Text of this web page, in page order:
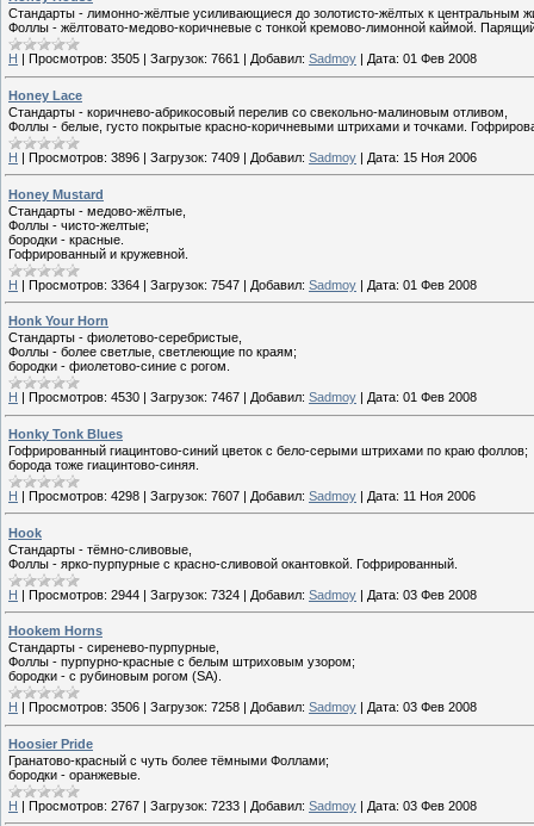
Стандарты - лимонно-жёлтые усиливающиеся до золотисто-жёлтых к центральным
Фоллы - жёлтовато-медово-коричневые с тонкой кремово-лимонной каймой.
H Просмотров: 3505 Загрузок: 7661 Добавил: Sadmoy Дата: 01 Фев 2008
Honey Lace
Стандарты - коричнево-абрикосовый перелив со свекольно-малиновым отливом,
Фоллы - белые, густо покрытые красно-коричневыми штрихами и точками.
H | Просмотров: 3896 | Загрузок: 7409 | Добавил: Sadmoy | Дата: 15 Ноя 2006
Honey Mustard
Стандарты - медово-жёлтые,
Фоллы - чисто-желтые;
бородки - красные.
Гофрированный и кружевной.
H | Просмотров: 3364 | Загрузок: 7547 | Добавил: Sadmoy | Дата: 01 Фев 2008
Honk Your Horn
Стандарты - фиолетово-серебристые,
Фоллы - более светлые, светлеющие по краям;
бородки - фиолетово-синие с рогом.
H Просмотров: 4530 Загрузок: 7467 Добавил: Sadmoy Дата: 01 Фев 2008
Honky Tonk Blues
Гофрированный гиацинтово-синий цветок с бело-серыми штрихами по краю фоллов;
борода тоже гиацинтово-синяя.
H | Просмотров: 4298 | Загрузок: 7607 | Добавил: Sadmoy | Дата: 11 Ноя 2006
Hook
Стандарты - тёмно-сливовые,
Фоллы - ярко-пурпурные с красно-сливовой окантовкой. Гофрированный.
H | Просмотров: 2944 | Загрузок: 7324 | Добавил: Sadmoy | Дата: 03 Фев 2008
Hookem Horns
Стандарты - сиренево-пурпурные,
Фоллы - пурпурно-красные с белым штриховым узором;
бородки - с рубиновым рогом (SA).
H Просмотров: 3506 Загрузок: 7258 Добавил: Sadmoy Дата: 03 Фев 2008
Hoosier Pride
Гранатово-красный с чуть более тёмными Фоллами;
бородки - оранжевые.
H | Просмотров: 2767 | Загрузок: 7233 | Добавил: Sadmoy | Дата: 03 Фев 2008